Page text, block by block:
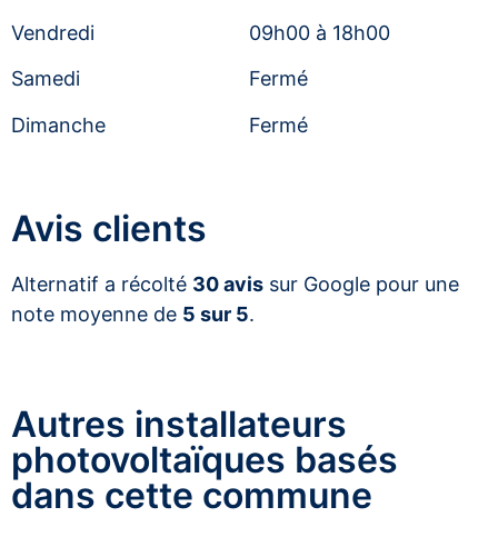
Vendredi
09h00 à 18h00
Samedi
Fermé
Dimanche
Fermé
Avis clients
Alternatif a récolté 30 avis sur Google pour une
note moyenne de 5 sur 5.
Autres installateurs
photovoltaïques basés
dans cette commune